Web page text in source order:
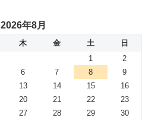
2026年8月
木 金 土
日
1
2
6 7 8
9
13 14 15
16
20 21 22
23
27 28 29
30